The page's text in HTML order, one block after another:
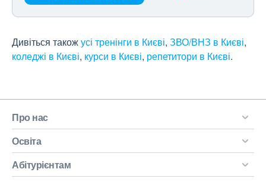
Дивіться такожусі тренінги в Києві, ЗВО/ВНЗ в Києві,
коледжі в Києві, курси в Києві, репетитори в Києві.
Про нас
Освіта
Абітурієнтам